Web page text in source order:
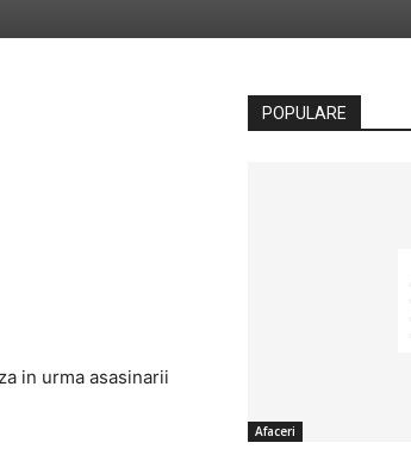
in urma asasinarii
POPULARE
Afaceri